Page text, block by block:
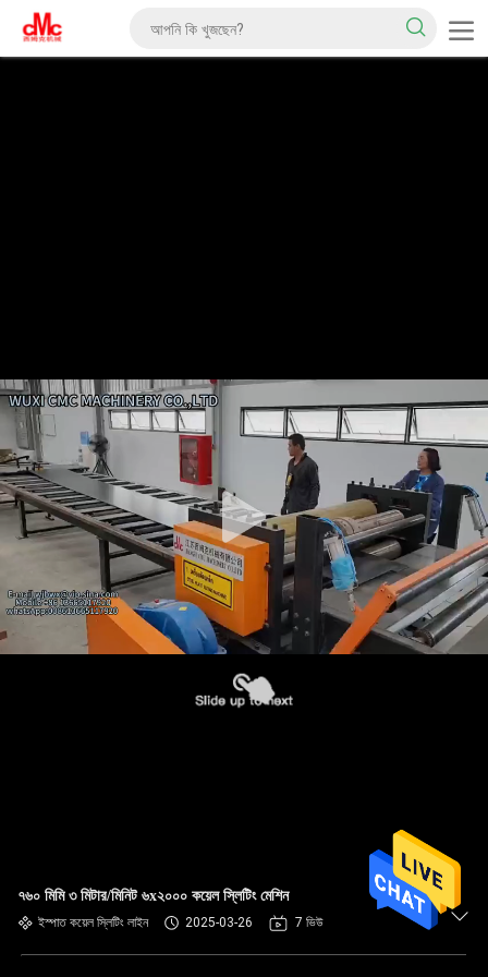
৭৬০ মিমি ৩ মিটার/মিনিট ৬x২০০০ কয়েল স্লিটিং মেশিন
ইস্পাত কয়েল স্লিটিং লাইন 2025-03-26 7 ভিউ